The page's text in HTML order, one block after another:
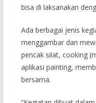
bisa di laksanakan
Ada berbagai jenis
menggambar dan
pencak silat, cooking
aplikasi painting,
bersama.